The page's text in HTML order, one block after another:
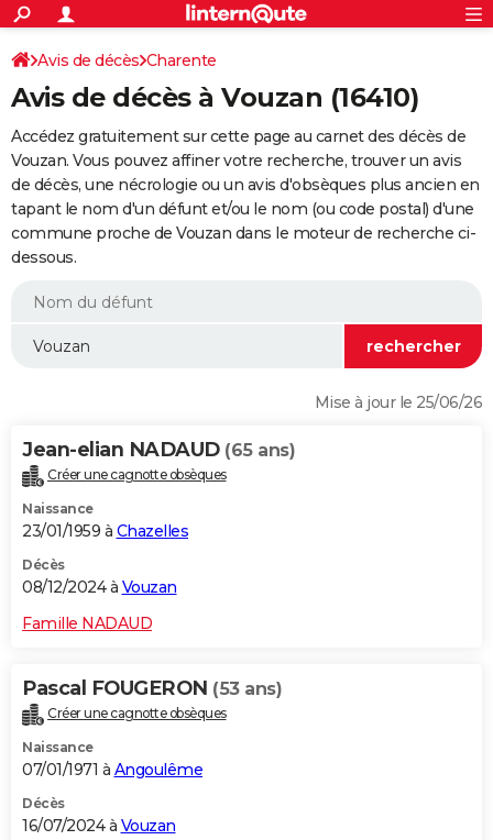
ACTUALITÉS
Politique
Société
Faits Divers
Education
Monde
Villes
+
SPORT
Coupe du monde 2026
Football
Tennis
Cyclisme
Rugby
Forum
Programme TV
TNT
Streaming
Cinéma
Sorties cinéma
Musique
+
FINANCE
Retraite
Epargne
Immobilier
Risques naturels par ville
Assurance
AUTO
Essais
Réserver un essai
Citadines
Berlines
SUV
Forum auto
+
HIGH-TECH
BRICOLAGE
WEEK-END
Alimentation
Guide de la santé
Maladies
Médicaments
Sommeil
VOYAGE
Destinations
City break
Voyage nature
Voyage de noces
Forum
Climat
+PHOTO
GUIDES D'ACHAT
Carte de Noël
Carte Bonne année
Carte Saint-Valentin
Carte Pâques
Carte d'anniversaire
DICTIONNAIRE
Dictionnaire
Biographies
Citations
Expressions
Proverbes
PROGRAMME TV
S'inscrire
Se connecter
Lycées
Collèges
Primaires
Universités
Entreprises
Service militaire
Avis de recherche
AVIS DE DÉCÈS
Connexion
Avis de décès Charente
Avis de décès à Vouzan (16410)
Accédez gratuitement sur cette page au carnet des décès de
Vouzan. Vous pouvez affiner votre recherche, trouver un avis
de décès, une nécrologie ou un avis d'obsèques plus ancien en
tapant le nom d'un défunt et/ou le nom (ou code postal) d'une
commune proche de Vouzan dans le moteur de recherche ci-
dessous.
Mise à jour le 25/06/26
Jean-elian NADAUD (65 ans)
Créer une cagnotte obsèques
Naissance
23/01/1959 à Chazelles
Décès
08/12/2024 à Vouzan
Famille NADAUD
Pascal FOUGERON (53 ans)
Créer une cagnotte obsèques
Naissance
07/01/1971 à Angoulême
Décès
16/07/2024 à Vouzan